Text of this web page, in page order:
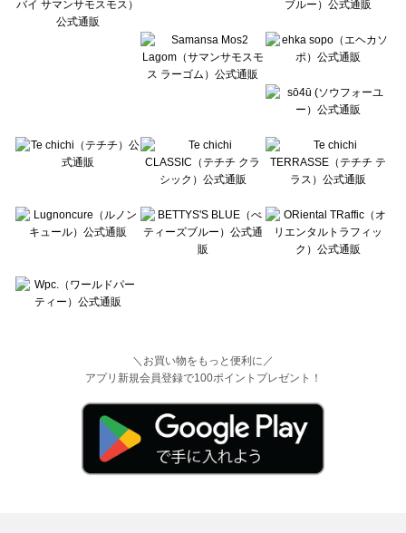
Wpc.（ワールドパーティー）のカットソー一覧
＼お買い物をもっと便利に／
アプリ新規会員登録で100ポイントプレゼント！